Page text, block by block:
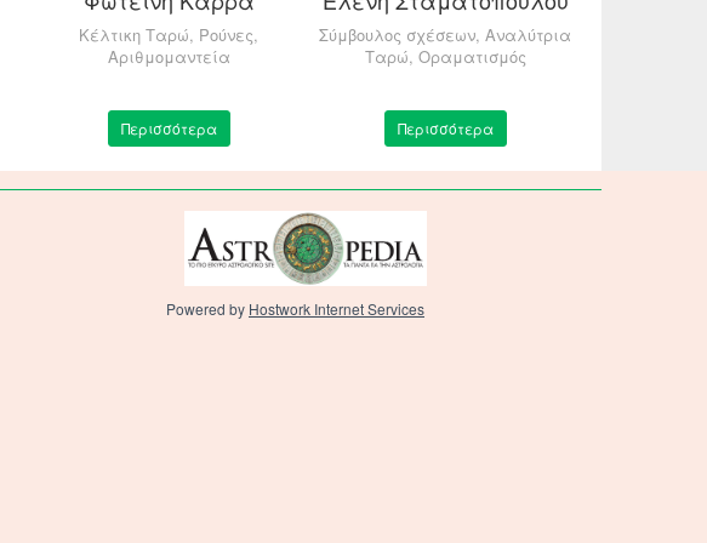
Κέλτικη Ταρώ, Ρούνες,
Αριθμομαντεία
Περισσότερα
Σύμβουλος σχέσεων, Αναλύτρια
Ταρώ, Οραματισμός
Περισσότερα
Powered by Hostwork Internet Services